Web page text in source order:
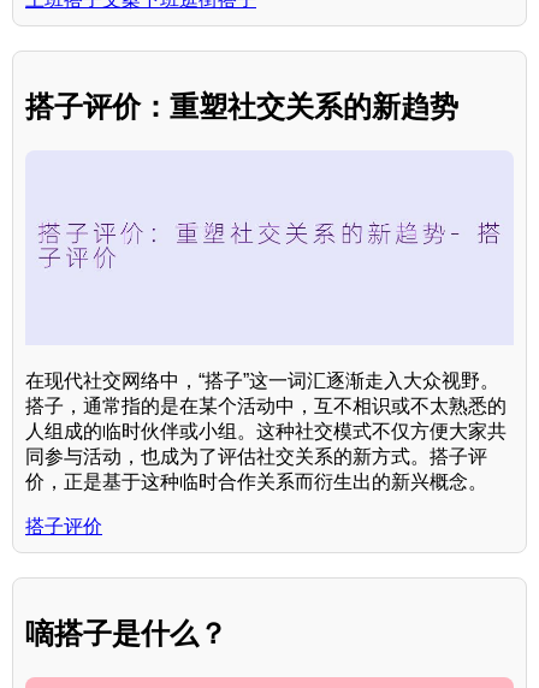
搭子评价：重塑社交关系的新趋势
在现代社交网络中，“搭子”这一词汇逐渐走入大众视野。
搭子，通常指的是在某个活动中，互不相识或不太熟悉的
人组成的临时伙伴或小组。这种社交模式不仅方便大家共
同参与活动，也成为了评估社交关系的新方式。搭子评
价，正是基于这种临时合作关系而衍生出的新兴概念。
搭子评价
嘀搭子是什么？